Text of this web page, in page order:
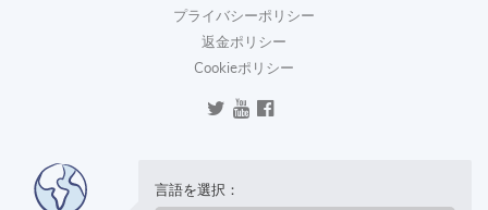
プライバシーポリシー
返金ポリシー
Cookieポリシー
言語を選択：